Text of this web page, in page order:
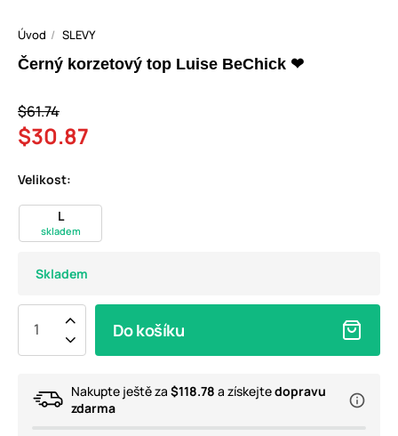
Úvod SLEVY
Černý korzetový top Luise BeChick ❤
$61.74
$30.87
Velikost:
L
skladem
Skladem
Do košíku
Nakupte ještě za $118.78 a získejtedopravu
zdarma